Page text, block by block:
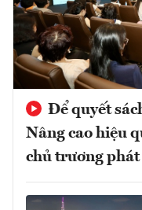
Để quyết
Nâng cao hiệu
chủ trương